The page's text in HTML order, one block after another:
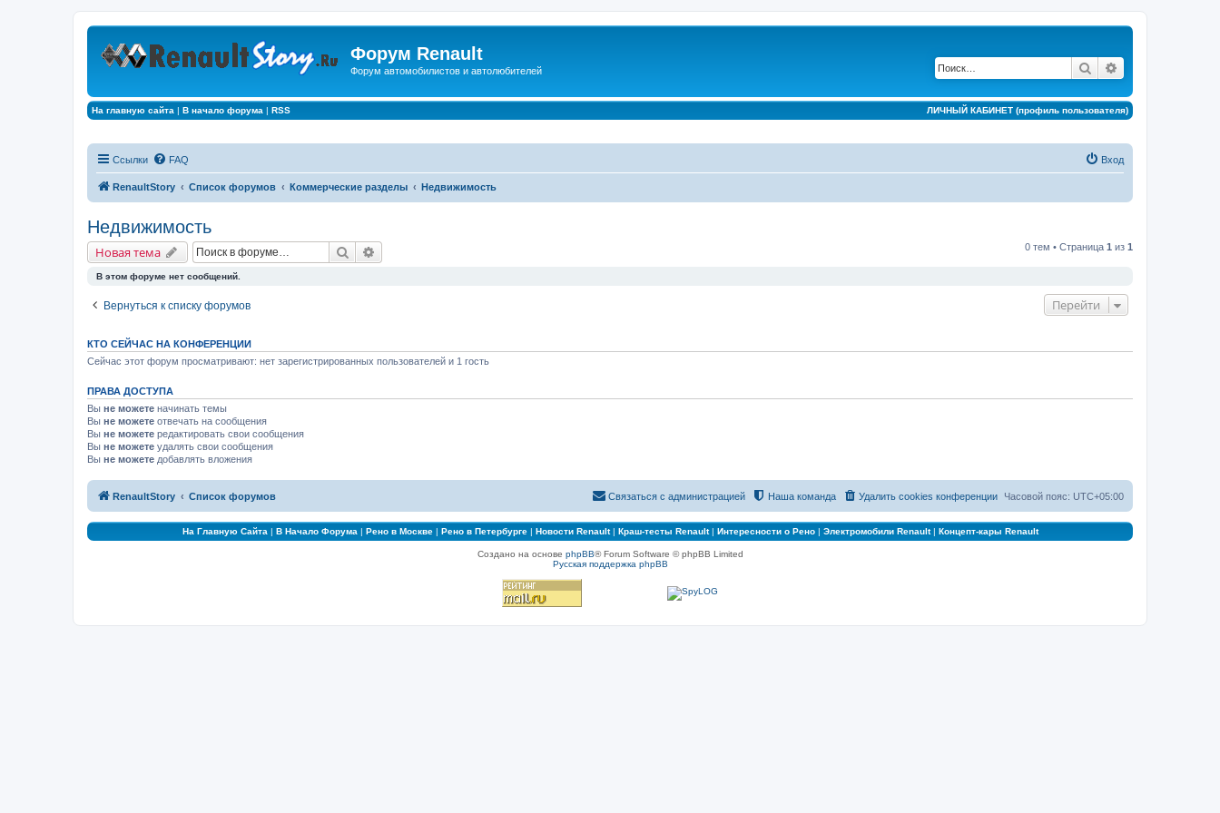
Форум Renault
Форум автомобилистов и автолюбителей Поиск
На главную сайта | В начало форума | RSS ЛИЧНЫЙ КАБИНЕТ (профиль пользователя)
Ссылки FAQ Вход
RenaultStory Список форумов Коммерческие разделы Недвижимость
Недвижимость
Новая тема Поиск 0 тем • Страница 1 из 1
В этом форуме нет сообщений.
Вернуться к списку форумов Перейти
КТО СЕЙЧАС НА КОНФЕРЕНЦИИ
Сейчас этот форум просматривают: нет зарегистрированных пользователей и 1 гость
ПРАВА ДОСТУПА
Вы не можете начинать темы
Вы не можете отвечать на сообщения
Вы не можете редактировать свои сообщения
Вы не можете удалять свои сообщения
Вы не можете добавлять вложения
RenaultStory Список форумов Часовой пояс: UTC+05:00
Удалить cookies конференции
Наша команда
Связаться с администрацией
На Главную Сайта | В Начало Форума | Рено в Москве| Рено в Петербурге| Новости Renault| Краш-тесты Renault| Интересности о Рено| Электромобили Renault| Концепт-кары Renault
Создано на основе phpBB® Forum Software © phpBB Limited
Русская поддержка phpBB